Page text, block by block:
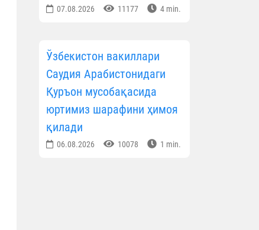
07.08.2026 11177 4 min.
Ўзбекистон вакиллари
Саудия Арабистонидаги
Қуръон мусобақасида
юртимиз шарафини ҳимоя
қилади
06.08.2026 10078 1 min.